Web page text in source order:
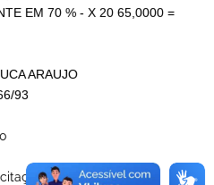
EM 70 % - X 20 65,0000 =
ARAUJO
93